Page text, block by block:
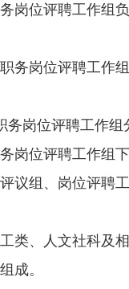
岗位评聘工作组
务岗位评聘工作
岗位评聘工作组
岗位评聘工作组
议组、岗位评聘
类、人文社科及
成。